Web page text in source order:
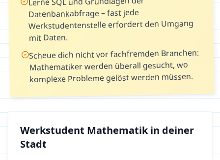
Datenbankabfrage – fast jede
Werkstudentenstelle erfordert den Umgang
mit Daten.
Scheue dich nicht vor fachfremden Branchen:
Mathematiker werden überall gesucht, wo
komplexe Probleme gelöst werden müssen.
Werkstudent Mathematikin deiner
Stadt